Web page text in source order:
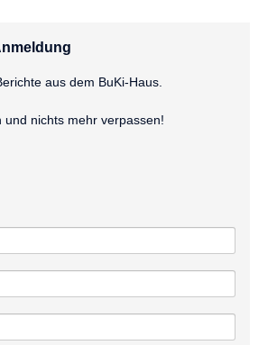
aus dem BuKi-Haus.
und nichts mehr verpassen!